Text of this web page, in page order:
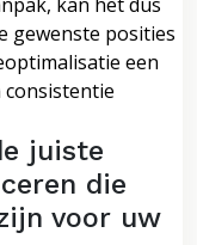
gewenste posities
een
juiste
die
voor uw